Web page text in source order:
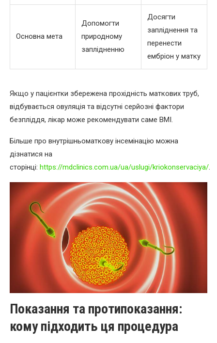
Основна мета
Допомогти
природному
заплідненню
Досягти
запліднення та
перенести
ембріон у матку
Якщо у пацієнтки збережена прохідність маткових труб,
відбувається овуляція та відсутні серйозні фактори
безпліддя, лікар може рекомендувати саме ВМІ.
Більше про внутрішньоматкову інсемінацію можна
дізнатися на
сторінці: https://mdclinics.com.ua/ua/uslugi/kriokonservaciya/.
Показання та протипоказання:
кому підходить ця процедура